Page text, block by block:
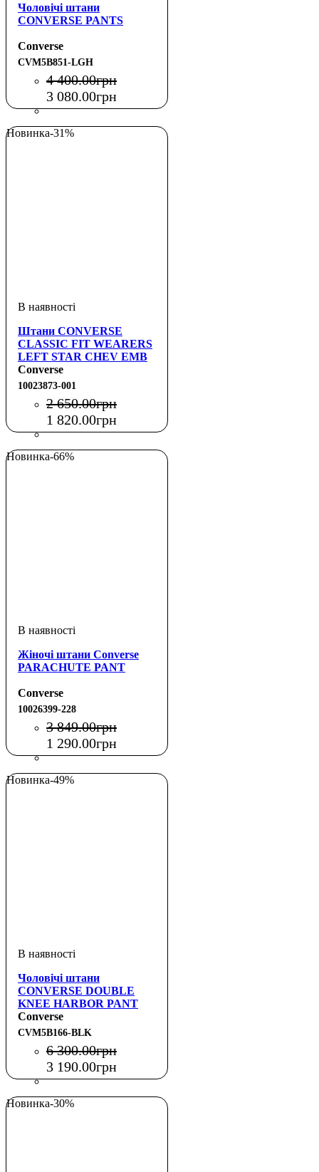
Чоловічі штани
CONVERSE PANTS
Converse
CVM5B851-LGH
4 400.00грн
3 080.00грн
Новинка-31%
Штани CONVERSE
CLASSIC FIT WEARERS
LEFT STAR CHEV EMB
FLEECE PANT FT
Converse
10023873-001
2 650.00грн
1 820.00грн
Новинка-66%
Жіночі штани Converse
PARACHUTE PANT
Converse
10026399-228
3 849.00грн
1 290.00грн
Новинка-49%
Чоловічі штани
CONVERSE DOUBLE
KNEE HARBOR PANT
Converse
CVM5B166-BLK
6 300.00грн
3 190.00грн
Новинка-30%